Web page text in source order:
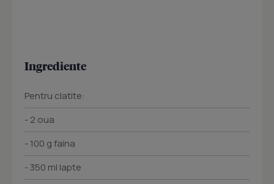
Ingrediente
Pentru clatite:
- 2 oua
- 100 g faina
- 350 ml lapte